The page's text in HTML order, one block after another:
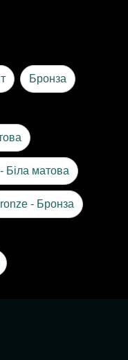
Бронза
Біла матова
- Бронза